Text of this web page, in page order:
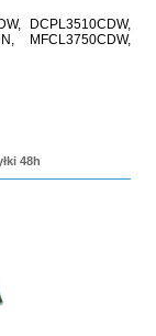
DCPL3510CDW,
MFCL3750CDW,
48h